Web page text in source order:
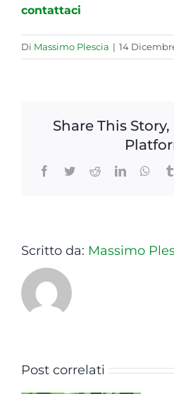
contattaci
Di Massimo Plescia | 14
Share This
Facebook
TwitterRedditLinkedIn
Scritto da: Massimo
Post correlati